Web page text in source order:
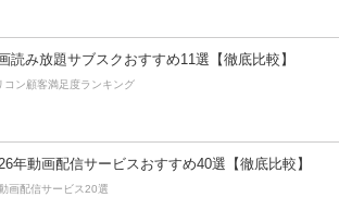
読み放題サブスクおすすめ11選【徹底比較】
コン顧客満足度ランキング
年動画配信サービスおすすめ40選【徹底比較】
画配信サービス20選